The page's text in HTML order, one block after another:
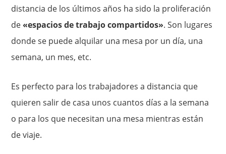
distancia de los últimos años ha sido la proliferación
de«espacios de trabajo compartidos». Son lugares
donde se puede alquilar una mesa por un día, una
semana, un mes, etc.
Es perfecto para los trabajadores a distancia que
quieren salir de casa unos cuantos días a la semana
o para los que necesitan una mesa mientras están
de viaje.